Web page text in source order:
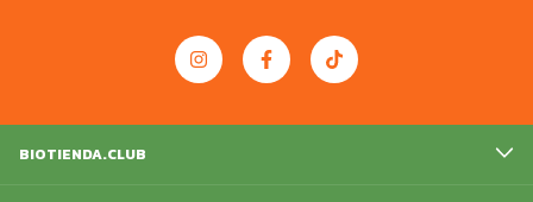
BIOTIENDA.CLUB